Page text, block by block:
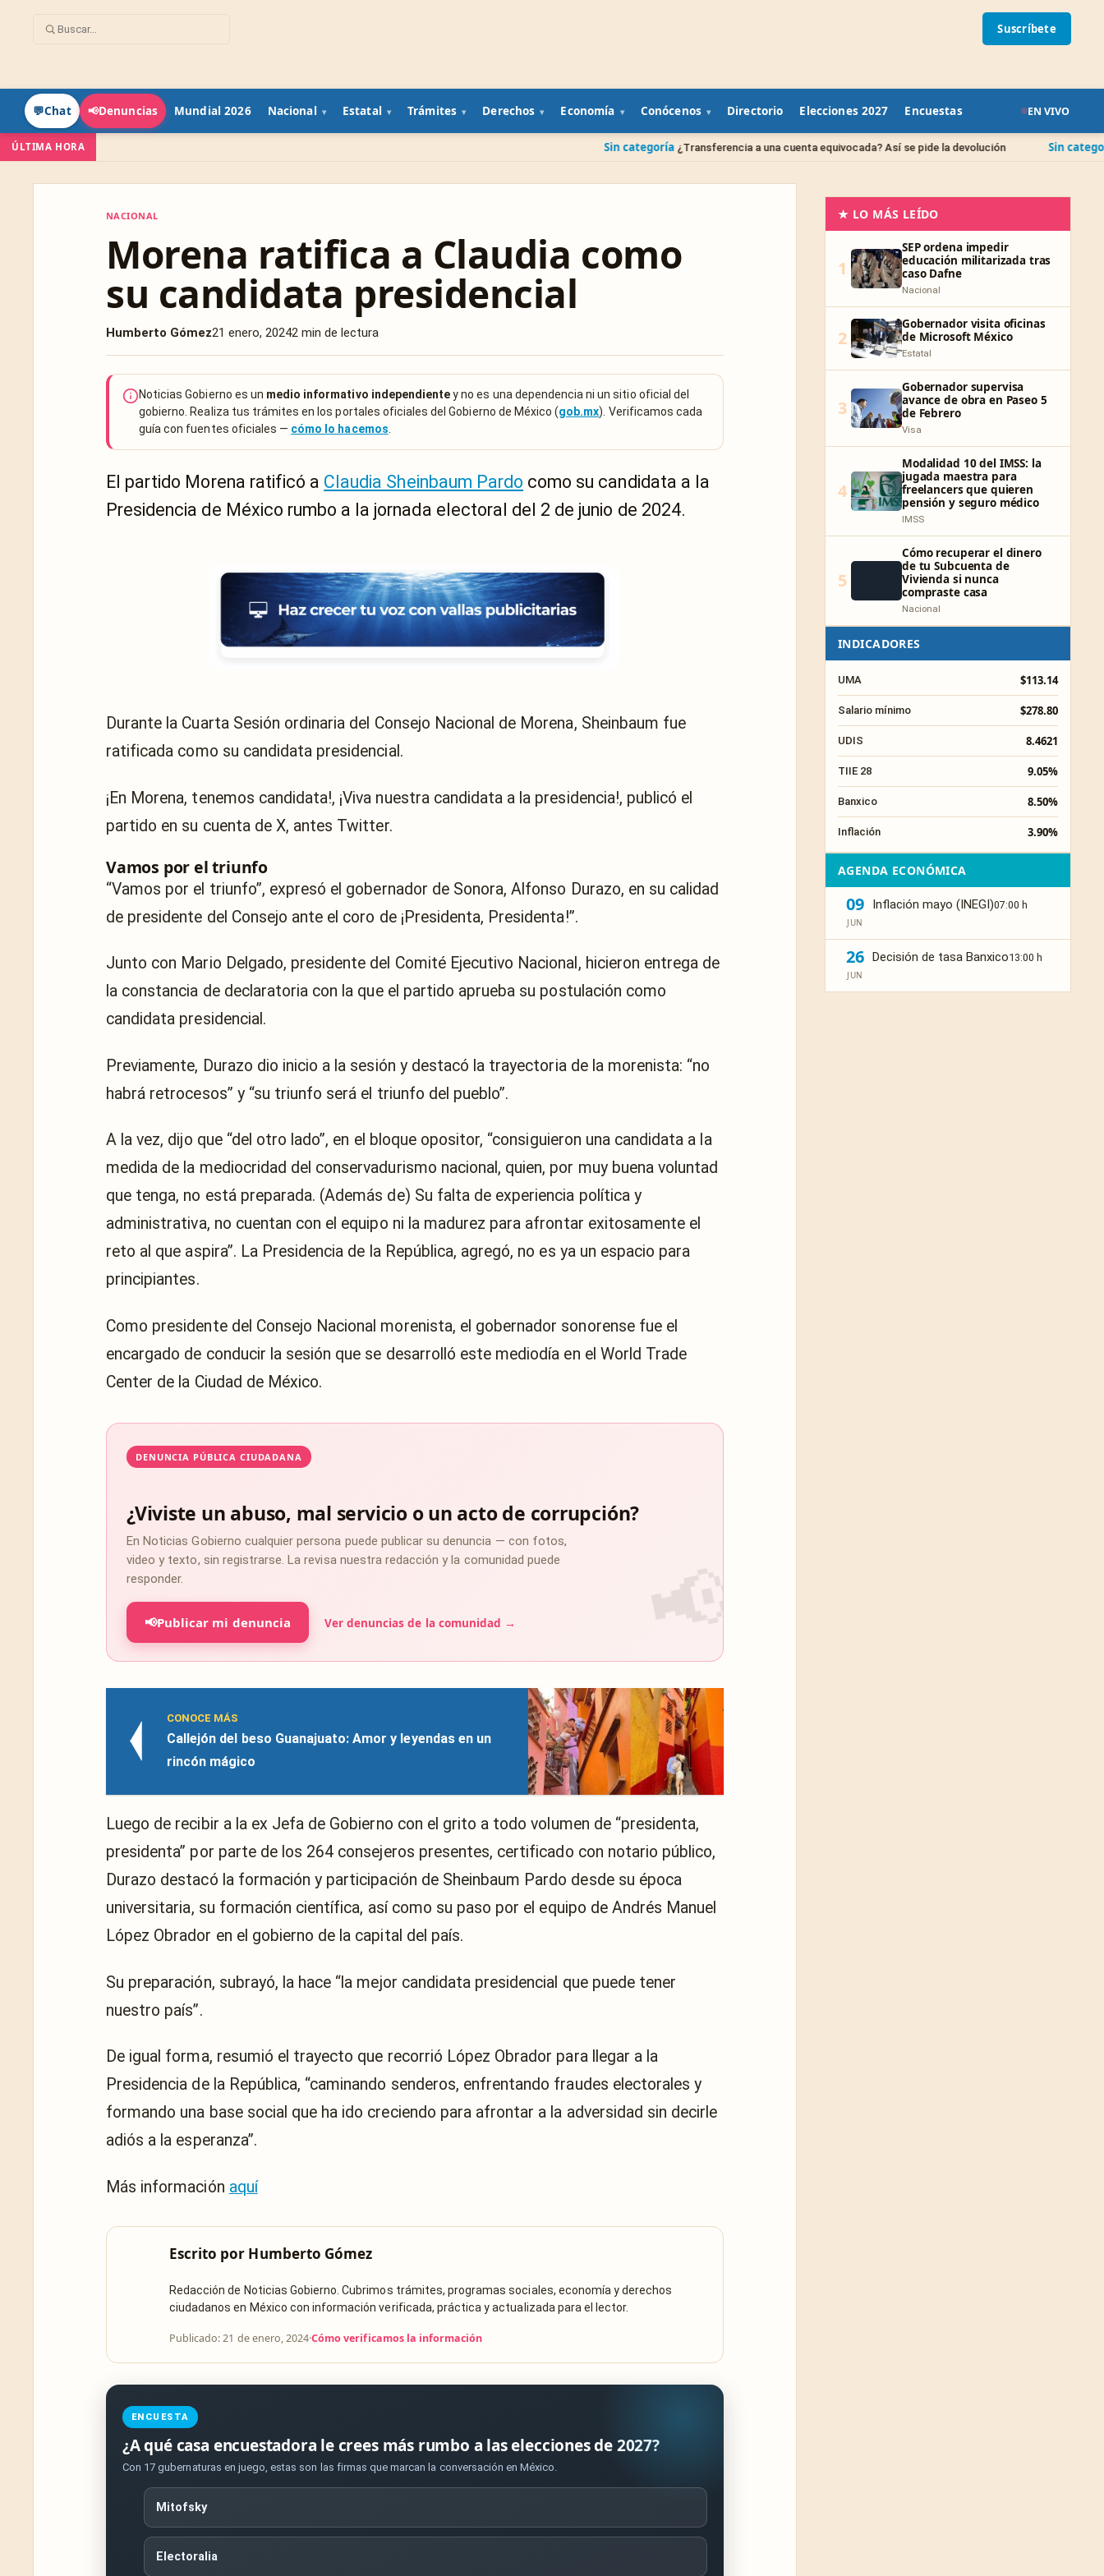
Suscríbete
💬Chat 📢Denuncias Mundial 2026 Nacional Estatal Trámites Derechos Economía Conócenos Directorio Elecciones 2027 Encuestas EN VIVO
ÚLTIMA HORA ¿Transferencia a una cuenta equivocada? Así se pide la devolución Sin categoría IPAB: qué
NACIONAL
Morena ratifica a Claudia como
su candidata presidencial
Humberto Gómez21 enero, 20242 min de lectura
Noticias Gobierno es un medio informativo independientey no es una dependencia ni un sitio oficial del
gobierno. Realiza tus trámites en los portales oficiales del Gobierno de México (gob.mx). Verificamos cada
guía con fuentes oficiales — cómo lo hacemos
El partido Morena ratificó a Claudia Sheinbaum Pardo como su candidata a la
Presidencia de México rumbo a la jornada electoral del 2 de junio de 2024.
Durante la Cuarta Sesión ordinaria del Consejo Nacional de Morena, Sheinbaum fue
ratificada como su candidata presidencial.
¡En Morena, tenemos candidata!, ¡Viva nuestra candidata a la presidencia!, publicó el
partido en su cuenta de X, antes Twitter.
Vamos por el triunfo
“Vamos por el triunfo”, expresó el gobernador de Sonora, Alfonso Durazo, en su calidad
de presidente del Consejo ante el coro de ¡Presidenta, Presidenta!”.
Junto con Mario Delgado, presidente del Comité Ejecutivo Nacional, hicieron entrega de
la constancia de declaratoria con la que el partido aprueba su postulación como
candidata presidencial.
Previamente, Durazo dio inicio a la sesión y destacó la trayectoria de la morenista: “no
habrá retrocesos” y “su triunfo será el triunfo del pueblo”.
A la vez, dijo que “del otro lado”, en el bloque opositor, “consiguieron una candidata a la
medida de la mediocridad del conservadurismo nacional, quien, por muy buena voluntad
que tenga, no está preparada. (Además de) Su falta de experiencia política y
administrativa, no cuentan con el equipo ni la madurez para afrontar exitosamente el
reto al que aspira”. La Presidencia de la República, agregó, no es ya un espacio para
principiantes.
Como presidente del Consejo Nacional morenista, el gobernador sonorense fue el
encargado de conducir la sesión que se desarrolló este mediodía en el World Trade
Center de la Ciudad de México.
DENUNCIA PÚBLICA CIUDADANA
¿Viviste un abuso, mal servicio o un acto de corrupción?
En Noticias Gobierno cualquier persona puede publicar su denuncia — con fotos,
video y texto, sin registrarse. La revisa nuestra redacción y la comunidad puede
responder.
📢Publicar mi denuncia Ver denuncias de la comunidad →
CONOCE MÁS
Callejón del beso Guanajuato: Amor y leyendas en un
rincón mágico
Luego de recibir a la ex Jefa de Gobierno con el grito a todo volumen de “presidenta,
presidenta” por parte de los 264 consejeros presentes, certificado con notario público,
Durazo destacó la formación y participación de Sheinbaum Pardo desde su época
universitaria, su formación científica, así como su paso por el equipo de Andrés Manuel
López Obrador en el gobierno de la capital del país.
Su preparación, subrayó, la hace “la mejor candidata presidencial que puede tener
nuestro país”.
De igual forma, resumió el trayecto que recorrió López Obrador para llegar a la
Presidencia de la República, “caminando senderos, enfrentando fraudes electorales y
formando una base social que ha ido creciendo para afrontar a la adversidad sin decirle
adiós a la esperanza”.
Más información aquí
Escrito por Humberto Gómez
Redacción de Noticias Gobierno. Cubrimos trámites, programas sociales, economía y derechos
ciudadanos en México con información verificada, práctica y actualizada para el lector.
Publicado: 21 de enero, 2024·Cómo verificamos la información
ENCUESTA
¿A qué casa encuestadora le crees más rumbo a las elecciones de 2027?
Con 17 gubernaturas en juego, estas son las firmas que marcan la conversación en México.
Mitofsky
Electoralia
★ LO MÁS LEÍDO
1
SEP ordena impedir
educación militarizada tras
caso Dafne
Nacional
2
Gobernador visita oficinas
de Microsoft México
Estatal
3
Gobernador supervisa
avance de obra en Paseo 5
de Febrero
Visa
4
Modalidad 10 del IMSS: la
jugada maestra para
freelancers que quieren
pensión y seguro médico
IMSS
5
Cómo recuperar el dinero
de tu Subcuenta de
Vivienda si nunca
compraste casa
Nacional
INDICADORES
UMA $113.14
Salario mínimo $278.80
UDIS 8.4621
TIIE 28 9.05%
Banxico 8.50%
Inflación 3.90%
AGENDA ECONÓMICA
09
JUN
Inflación mayo (INEGI)07:00 h
26
JUN
Decisión de tasa Banxico13:00 h